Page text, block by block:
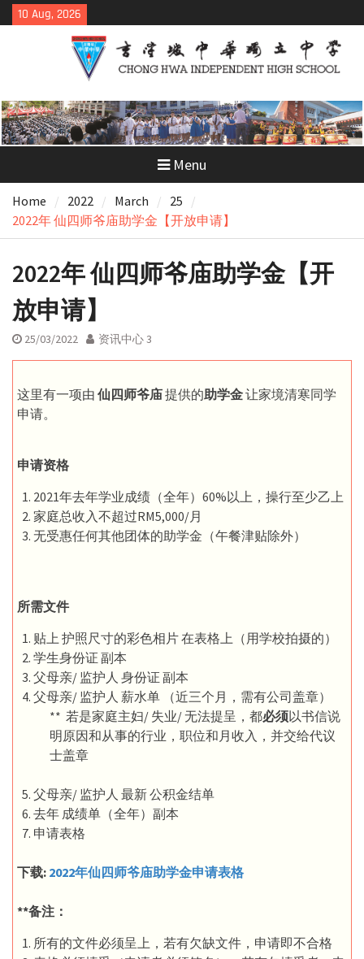
Skip
to
10 Aug, 2026
Menu
Home 2022 March
25
2022年 仙四师爷庙助学金【开放申请】
2022年 仙四师爷庙助学金【开
放申请】
25/03/2022 资讯中心 3
这里有一项由 仙四师爷庙提供的助学金让家境清寒同学
申请。
申请资格
2021年去年学业成绩（全年）60%以上，操行至少乙上
家庭总收入不超过RM5,000/月
无受惠任何其他团体的助学金（午餐津贴除外）
所需文件
贴上 护照尺寸的彩色相片 在表格上（用学校拍摄的）
学生身份证 副本
父母亲/ 监护人 身份证 副本
父母亲/ 监护人 薪水单 （近三个月，需有公司盖章）
** 若是家庭主妇/ 失业/ 无法提呈，都必须以书信说
明原因和从事的行业，职位和月收入，并交给代议
士盖章
父母亲/ 监护人 最新 公积金结单
去年 成绩单（全年）副本
申请表格
下载: 2022年仙四师爷庙助学金申请表格
**备注：
所有的文件必须呈上，若有欠缺文件，申请即不合格